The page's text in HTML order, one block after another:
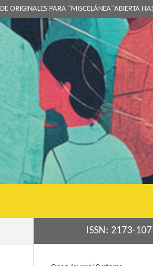
ORIGINALES PARA "MISCELÁNEA"ABIERTA
ISSN: 2173-